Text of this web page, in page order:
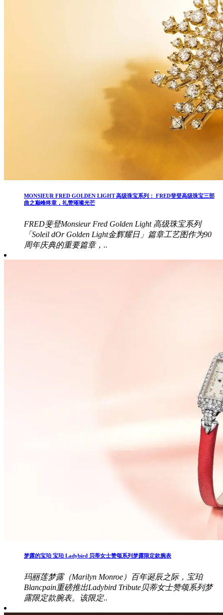
MONSIEUR FRED GOLDEN LIGHT 高级珠宝系列： FRED斐登高级珠宝三部
曲之巅峰终章，礼赞璀璨光芒
FRED斐登Monsieur Fred Golden Light 高级珠宝系列
「Soleil dOr Golden Light金辉耀日」篇章工艺图作为90
周年庆典的重要篇章，..
梦露的宝珀 宝珀 Ladybird 贝蒂女士赞颂系列梦露限定款腕表
玛丽莲梦露（Marilyn Monroe）百年诞辰之际，宝珀
Blancpain重磅推出Ladybird Tribute贝蒂女士赞颂系列梦
露限定款腕表。该限定..